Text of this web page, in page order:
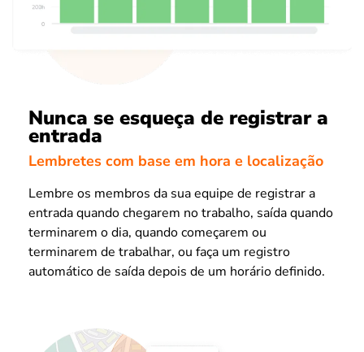
Nunca se esqueça de registrar a
entrada
Lembretes com base em hora e localização
Lembre os membros da sua equipe de registrar a
entrada quando chegarem no trabalho, saída quando
terminarem o dia, quando começarem ou
terminarem de trabalhar, ou faça um registro
automático de saída depois de um horário definido.